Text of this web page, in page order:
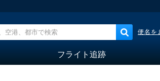
便名を
フライト追跡